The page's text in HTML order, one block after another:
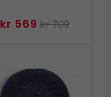
kr 569 kr 709